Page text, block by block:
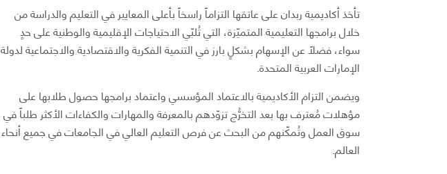
تأخذ أكاديمية ربدان على عاتقها التزاماً راسخاً بأعلى المعايير في التعليم والدراسة من
خلال برامجها التعليمية المتميّزة، التي تُلبّي الاحتياجات الإقليمية والوطنية على حدٍ
سواء، فضلاً عن الإسهام بشكلٍ بارز في التنمية الفكرية والاقتصادية والاجتماعية لدولة
الإمارات العربية المتحدة.
ويضمن التزام الأكاديمية بالاعتماد المؤسسي واعتماد برامجها حصول طلابها على
مؤهلات مُعترف بها بعد التخرُّج تزوّدهم بالمعرفة والمهارات والكفاءات الأكثر طلباً في
سوق العمل وتُمكّنهم من البحث عن فرص التعليم العالي في الجامعات في جميع أنحاء
العالم.